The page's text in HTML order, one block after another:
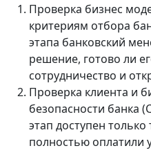
Проверка бизнес
критериям отбора
этапа банковский
решение, готово ли
сотрудничество и
Проверка клиента и
безопасности банка
этап доступен
полностью оплатили